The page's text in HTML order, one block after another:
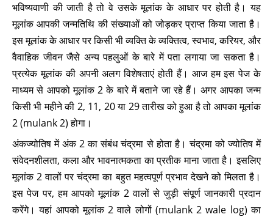
भविष्यवाणी की जाती है तो वे उसके मूलांक के आधार पर होती है। यह
मूलांक आपकी जन्मतिथि की संख्याओं को जोड़कर प्राप्त किया जाता है।
इस मूलांक के आधार पर किसी भी व्यक्ति के व्यक्तित्व, स्वभाव, करियर, और
वैवाहिक जीवन जैसे अन्य पहलुओं के बारे में पता लगाया जा सकता है।
प्रत्येक मूलांक की अपनी अलग विशेषताएं होती हैं। आज हम इस पेज के
माध्यम से आपको मूलांक 2 के बारे में बताने जा रहे हैं। अगर आपका जन्म
किसी भी महीने की 2, 11, 20 या 29 तारीख को हुआ है तो आपका मूलांक
2 (mulank 2) होगा।
अंकज्योतिष में अंक 2 का संबंध चंद्रमा से होता है। चंद्रमा को ज्योतिष में
संवेदनशीलता, कला और भावनात्मकता का प्रतीक माना जाता है। इसलिए
मूलांक 2 वालों पर चंद्रमा का बहुत महत्वपूर्ण प्रभाव देखने को मिलता है।
इस पेज पर, हम आपको मूलांक 2 वालों से जुड़ी संपूर्ण जानकारी प्रदान
करेंगे। यहां आपको मूलांक 2 वाले लोगों (mulank 2 wale log) का